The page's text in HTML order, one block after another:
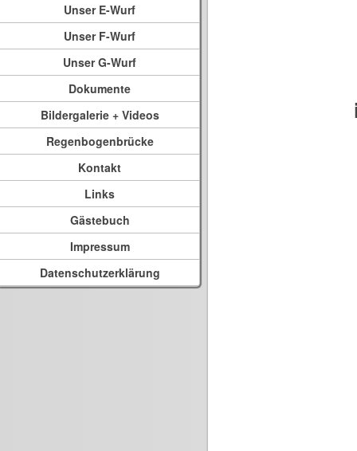
Unser E-Wurf
Unser F-Wurf
Unser G-Wurf
Dokumente
Bildergalerie + Videos
Regenbogenbrücke
Kontakt
Links
Gästebuch
Impressum
Datenschutzerklärung